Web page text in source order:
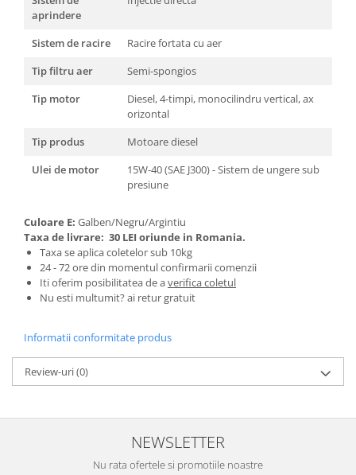
Instalatii cu baterii
Instalatii de Craciun
Instalatii liniare si role de furtun
Instalatii perdea
Instalatii Solare
Instalatii turturi-franjuri
Plasa 220V
Turturi/Franjuri 220V
Diverse pentru casa si camping
Feronerie
Broaste si clante
Accesorii litiere
Accesorii pentru animale
Articole si accesorii birou
aprindere
Sistem de racire
Racire fortata cu aer
Tip filtru aer
Semi-spongios
Tip motor
Diesel, 4-timpi, monocilindru vertical, ax
orizontal
Tip produs
Motoare diesel
Ulei de motor
15W-40 (SAE J300) - Sistem de ungere sub
presiune
Culoare E: Galben/Negru/Argintiu
Taxa de livrare: 30 LEI oriunde in Romania.
Taxa se aplica coletelor sub 10kg
24 - 72 ore din momentul confirmarii comenzii
Iti oferim posibilitatea de averifica coletul
Nu esti multumit? ai retur gratuit
Informatii conformitate produs
Review-uri(0)
NEWSLETTER
Nu rata ofertele si promotiile noastre